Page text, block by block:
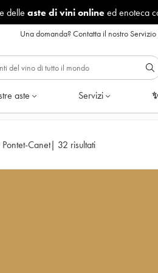
delle aste di vini onlineed enoteca
Una domanda?Contatta il nostro
aste Servizi
Canet| 32 risultati